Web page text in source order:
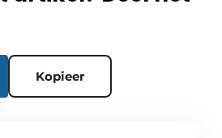
Kopieer